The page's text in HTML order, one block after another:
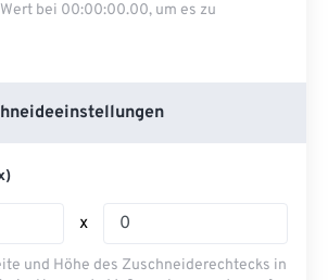
bei 00:00:00.00, um es zu
x
und Höhe des Zuschneiderechtecks ​​in